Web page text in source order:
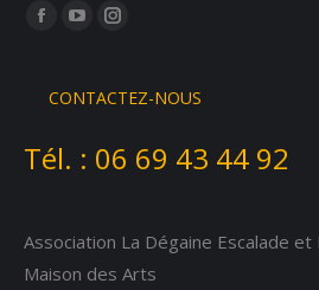
Trouvez nous sur :
Facebook
opens
new
YouTube
opens
new
Instagram
opens
new
CONTACTEZ-NOUS
Tél. : 06 69 43 44 92
Association La Dégaine Escalade et
Maison des Arts